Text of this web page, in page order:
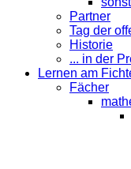
Partner
Tag der
Historie
... in der
Lernen am
Fächer